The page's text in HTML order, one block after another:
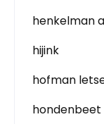
henkelman
hijink
hofman
hondenbeet